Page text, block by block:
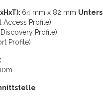
64 mm x 82 mm
Access Profile)
Profile)
Profile)